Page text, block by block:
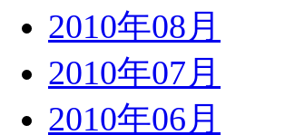
2010年08月
2010年07月
2010年06月